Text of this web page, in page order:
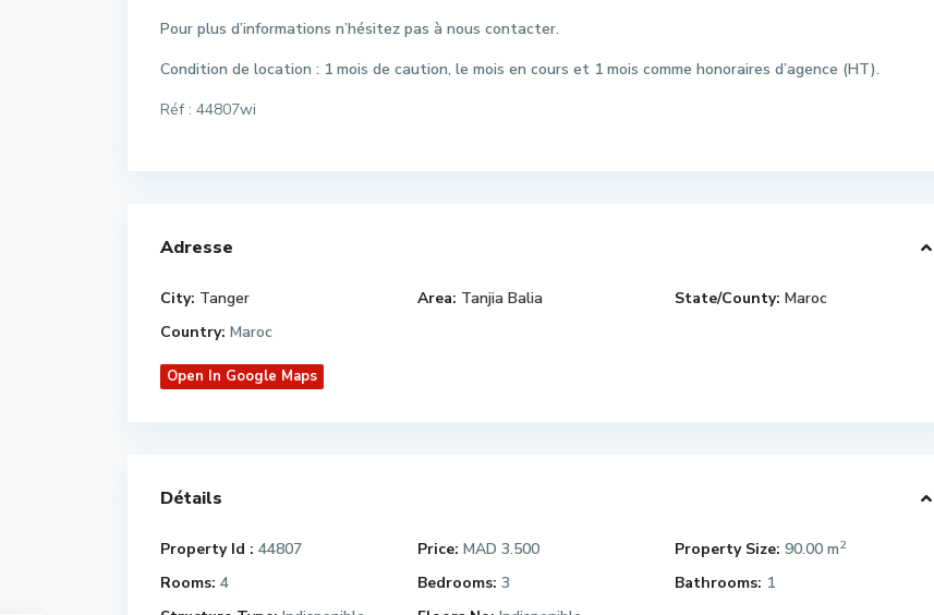
Pour plus d’informations n’hésitez pas à nous contacter.
Condition de location : 1 mois de caution, le mois en cours et 1 mois comme honoraires d’agence (HT).
Réf : 44807wi
Adresse
City: Tanger Area: Tanjia Balia State/County: Maroc
Country: Maroc
Open In Google Maps
Détails
Property Id : 44807 Price: MAD 3.500 Property Size: 90.00 m2
Rooms: 4 Bedrooms: 3 Bathrooms: 1